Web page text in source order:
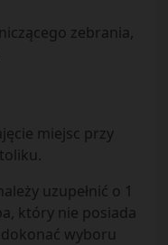
zebrania,
miejsc przy
uzupełnić o 1
który nie posiada
wyboru